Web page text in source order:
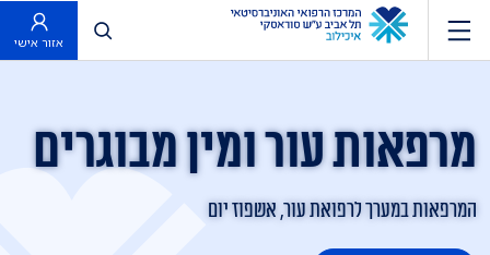
פתח חיפוש
אזור אישי
מרפאות עור ומין מבוגרים
המרפאות במערך לרפואת עור, אשפוז יום